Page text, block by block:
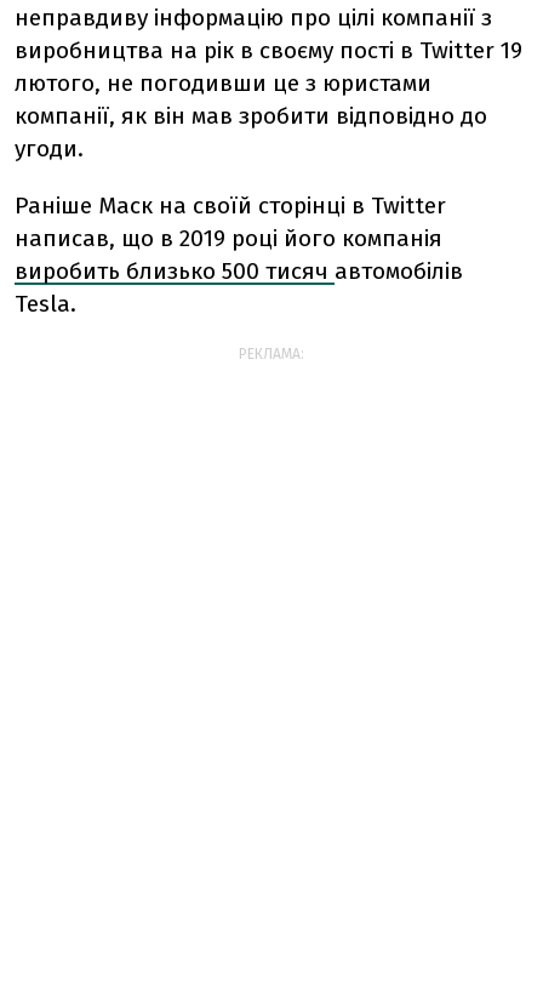
неправдиву інформацію про цілі компанії з
виробництва на рік в своєму пості в Twitter 19
лютого, не погодивши це з юристами
компанії, як він мав зробити відповідно до
угоди.
Раніше Маск на своїй сторінці в Twitter
написав, що в 2019 році його компанія
виробить близько 500 тисяч автомобілів
Tesla.
РЕКЛАМА: